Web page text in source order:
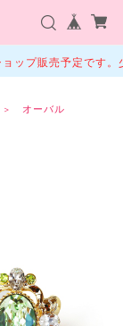
ップ販売予定です。
オーバル